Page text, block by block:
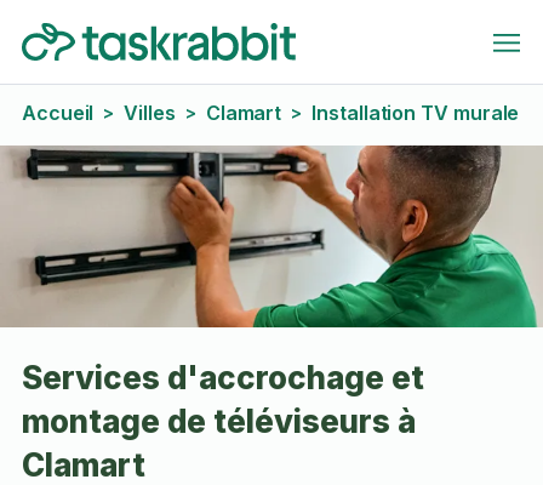
Accueil > Villes > Clamart > Installation TV murale
Services d'accrochage et
montage de téléviseurs à
Clamart